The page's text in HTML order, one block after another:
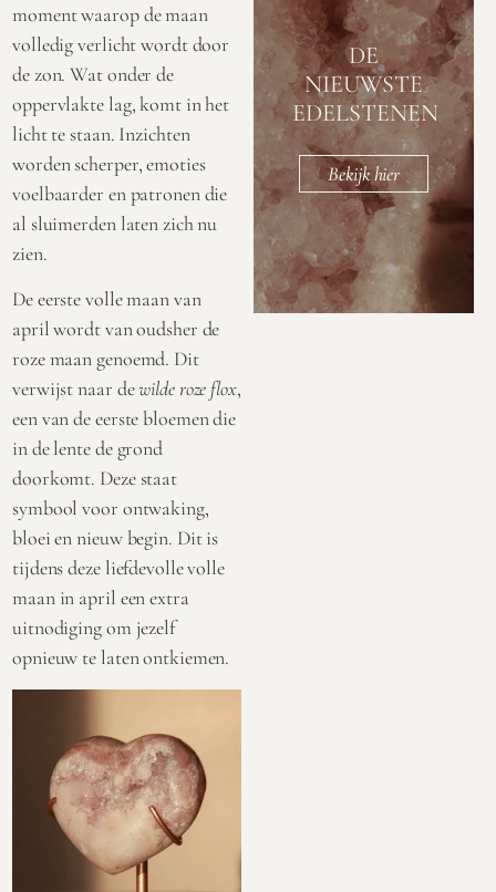
moment waarop de maan
volledig verlicht wordt door
de zon. Wat onder de
oppervlakte lag, komt in het
licht te staan. Inzichten
worden scherper, emoties
voelbaarder en patronen die
al sluimerden laten zich nu
zien.
De eerste volle maan van
april wordt van oudsher de
roze maan genoemd. Dit
verwijst naar dewilde roze flox,
een van de eerste bloemen die
in de lente de grond
doorkomt. Deze staat
symbool voor ontwaking,
bloei en nieuw begin. Dit is
tijdens deze liefdevolle volle
maan in april een extra
uitnodiging om jezelf
opnieuw te laten ontkiemen.
DE
NIEUWSTE
EDELSTENEN
Bekijk hier